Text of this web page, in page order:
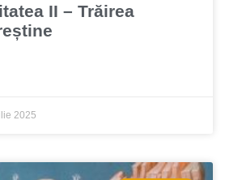
II – Trăirea
2025